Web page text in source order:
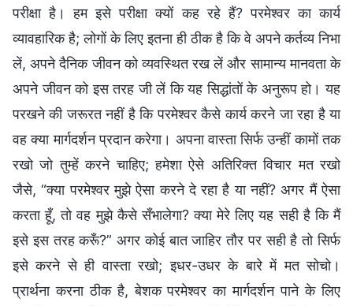
परीक्षा है। हम इसे परीक्षा क्यों कह रहे हैं? परमेश्वर का कार्य
व्यावहारिक है; लोगों के लिए इतना ही ठीक है कि वे अपने कर्तव्य निभा
लें, अपने दैनिक जीवन को व्यवस्थित रख लें और सामान्य मानवता के
अपने जीवन को इस तरह जी लें कि यह सिद्धांतों के अनुरूप हो। यह
परखने की जरूरत नहीं है कि परमेश्वर कैसे कार्य करने जा रहा है या
वह क्या मार्गदर्शन प्रदान करेगा। अपना वास्ता सिर्फ उन्हीं कामों तक
रखो जो तुम्हें करने चाहिए; हमेशा ऐसे अतिरिक्त विचार मत रखो
जैसे, “क्या परमेश्वर मुझे ऐसा करने दे रहा है या नहीं? अगर मैं ऐसा
करता हूँ, तो वह मुझे कैसे सँभालेगा? क्या मेरे लिए यह सही है कि मैं
इसे इस तरह करूँ?” अगर कोई बात जाहिर तौर पर सही है तो सिर्फ
इसे करने से ही वास्ता रखो; इधर-उधर के बारे में मत सोचो।
प्रार्थना करना ठीक है, बेशक परमेश्वर का मार्गदर्शन पाने के लिए